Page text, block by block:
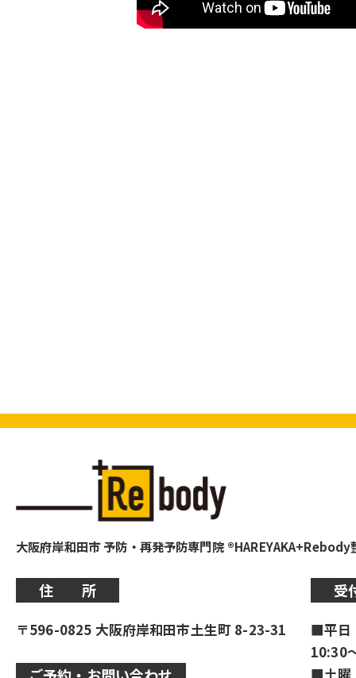
大阪府岸和田市 予防・再発予防専門院 ®HAREYAKA+Rebody
住 所
〒596-0825 大阪府岸和田市土生町 8-23-31
受
■平日
10:30
■土曜